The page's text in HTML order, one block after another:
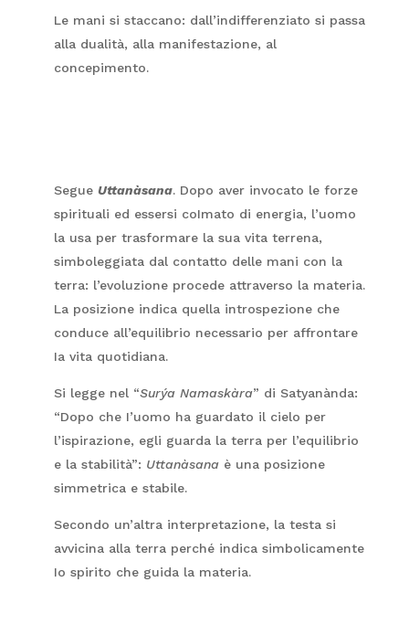
Le mani si staccano: dall’indifferenziato si passa
alla dualità, alla manifestazione, al
concepimento.
Segue Uttanàsana. Dopo aver invocato le forze
spirituali ed essersi coImato di energia, l’uomo
la usa per trasformare la sua vita terrena,
simboleggiata dal contatto delle mani con la
terra: l’evoluzione procede attraverso la materia.
La posizione indica quella introspezione che
conduce all’equilibrio necessario per affrontare
Ia vita quotidiana.
Si legge nel “Surýa Namaskàra” di Satyanànda:
“Dopo che I’uomo ha guardato il cielo per
l’ispirazione, egli guarda la terra per l’equilibrio
e la stabilità”: Uttanàsanaè una posizione
simmetrica e stabile.
Secondo un’altra interpretazione, la testa si
avvicina alla terra perché indica simbolicamente
Io spirito che guida la materia.